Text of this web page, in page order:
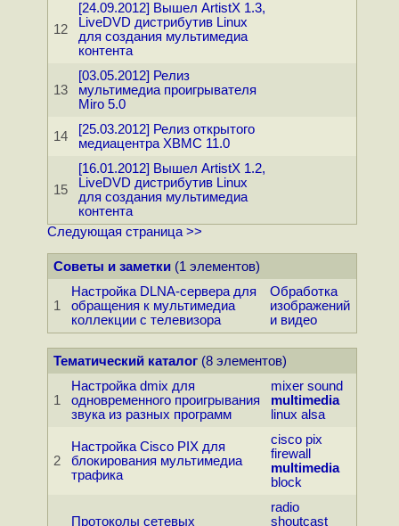
12
[24.09.2012] Вышел ArtistX 1.3,
LiveDVD дистрибутив Linux
для создания мультимедиа
контента
13
[03.05.2012] Релиз
мультимедиа проигрывателя
Miro 5.0
14
[25.03.2012] Релиз открытого
медиацентра XBMC 11.0
15
[16.01.2012] Вышел ArtistX 1.2,
LiveDVD дистрибутив Linux
для создания мультимедиа
контента
Следующая страница >>
Советы и заметки(1 элементов)
1
Настройка DLNA-сервера для
обращения к мультимедиа
коллекции с телевизора
Обработка
изображений
и видео
Тематический каталог(8 элементов)
1
Настройка dmix для
одновременного проигрывания
звука из разных программ
mixer sound
multimedia
linux alsa
2
Настройка Cisco PIX для
блокирования мультимедиа
трафика
cisco pix
firewall
multimedia
block
Протоколы сетевых
radio
shoutcast